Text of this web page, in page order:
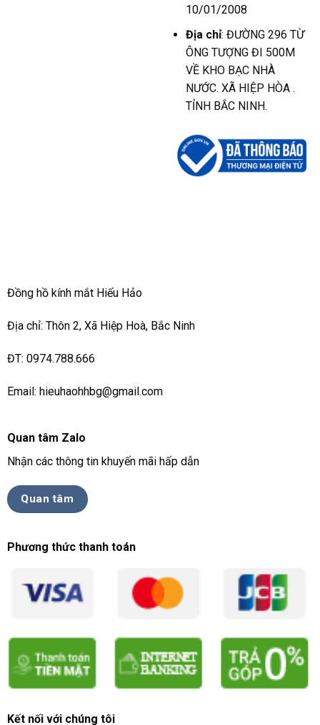
10/01/2008
Địa chỉ: ĐƯỜNG 296 TỪ
ÔNG TƯỢNG ĐI 500M
VỀ KHO BẠC NHÀ
NƯỚC. XÃ HIỆP HÒA .
TỈNH BẮC NINH.
Đồng hồ kính mắt Hiếu Hảo
Địa chỉ: Thôn 2, Xã Hiệp Hoà, Bắc Ninh
ĐT: 0974.788.666
Email: hieuhaohhbg@gmail.com
Quan tâm Zalo
Nhận các thông tin khuyến mãi hấp dẫn
Quan tâm
Phương thức thanh toán
Kết nối với chúng tôi